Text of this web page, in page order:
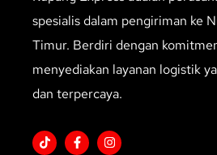
spesialis dalam pengiriman ke
Timur. Berdiri dengan
menyediakan layanan logistik
dan terpercaya.